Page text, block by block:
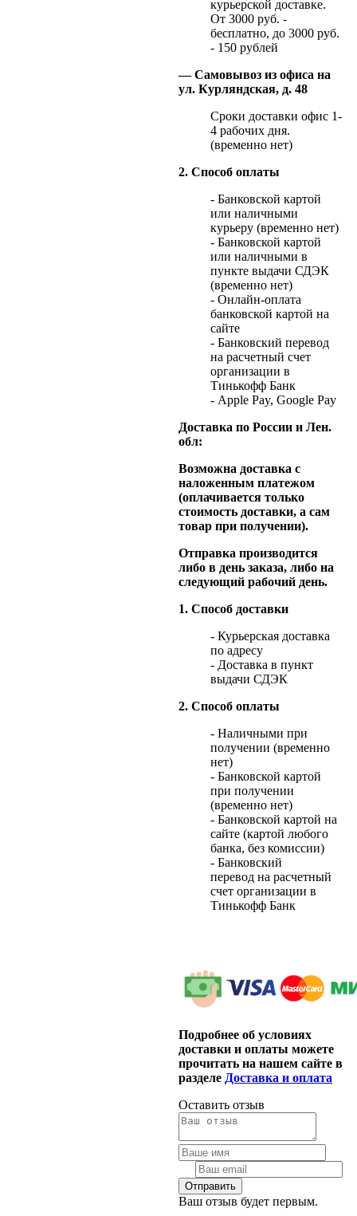
курьерской доставке.
От 3000 руб. -
бесплатно, до 3000 руб.
- 150 рублей
— Самовывоз из офиса на
ул. Курляндская, д. 48
Сроки доставки офис 1-
4 рабочих дня.
(временно нет)
2. Способ оплаты
- Банковской картой
или наличными
курьеру (временно нет)
- Банковской картой
или наличными в
пункте выдачи СДЭК
(временно нет)
- Онлайн-оплата
банковской картой на
сайте
- Банковский перевод
на расчетный счет
организации в
Тинькофф Банк
- Apple Pay, Google Pay
Доставка по России и Лен.
обл:
Возможна доставка с
наложенным платежом
(оплачивается только
стоимость доставки, а сам
товар при получении).
Отправка производится
либо в день заказа, либо на
следующий рабочий день.
1. Способ доставки
- Курьерская доставка
по адресу
- Доставка в пункт
выдачи СДЭК
2. Способ оплаты
- Наличными при
получении (временно
нет)
- Банковской картой
при получении
(временно нет)
- Банковской картой на
сайте (картой любого
банка, без комиссии)
- Банковский
перевод на расчетный
счет организации в
Тинькофф Банк
Подробнее об условиях
доставки и оплаты можете
прочитать на нашем сайте в
разделе Доставка и оплата
Оставить отзыв
Ваш отзыв будет первым.